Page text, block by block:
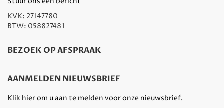
KVK: 27147780
BTW: 058827481
BEZOEK OP AFSPRAAK
AANMELDEN NIEUWSBRIEF
Klik hier om u aan te melden voor onze nieuwsbrief.